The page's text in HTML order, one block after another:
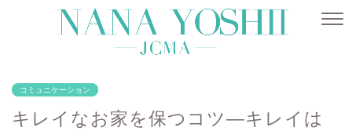
コミュニケーション
キレイなお家を保つコツ―キレイは